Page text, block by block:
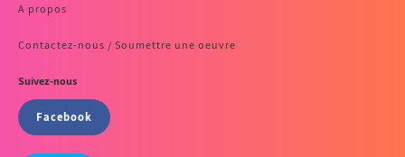
A propos
Contactez-nous / Soumettre une oeuvre
Suivez-nous
Facebook